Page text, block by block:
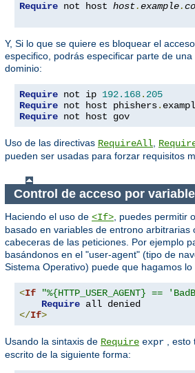
Require not host host.example.
Y, Si lo que se quiere es bloquear el
especifico, podrás especificar parte de
dominio:
Require not ip 192.168. 205
Require not host phishers.
Require not host gov
Uso de las directivas RequireAll,
pueden ser usadas para forzar requisitos
Control de acceso por
Haciendo el uso de <If> , puedes permitir
basado en variables de entrono arbitrarias
cabeceras de las peticiones. Por ejemplo
basándonos en el "user-agent" (tipo de
Sistema Operativo) puede que hagamos lo
<If "%{HTTP_USER_AGENT} ==
Require
</If>
Usando la sintaxis de Require expr ,
escrito de la siguiente forma: